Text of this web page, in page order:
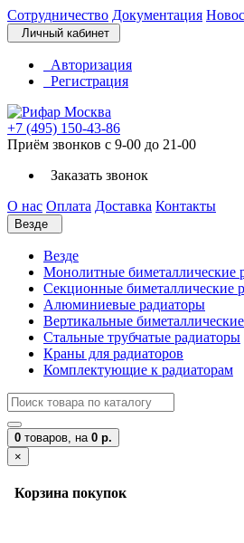
Сотрудничество Документация
Личный кабинет
Авторизация
Регистрация
+7 (495) 150-43-86
Приём звонков с 9-00 до 21-00
Заказать звонок
О нас Оплата Доставка Контакты
Везде
Везде
Монолитные биметаллические
Секционные биметаллические
Алюминиевые радиаторы
Вертикальные
Стальные трубчатые радиаторы
Краны для радиаторов
Комплектующие к радиаторам
0 товаров, на 0 р.
×
Корзина покупок